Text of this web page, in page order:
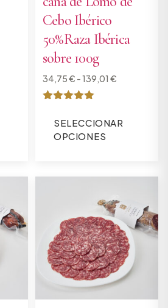
Cebo Ibérico
50%Raza Ibérica
sobre 100g
34,75€ -139,01 €
con
de 5
SELECCIONAR
OPCIONES